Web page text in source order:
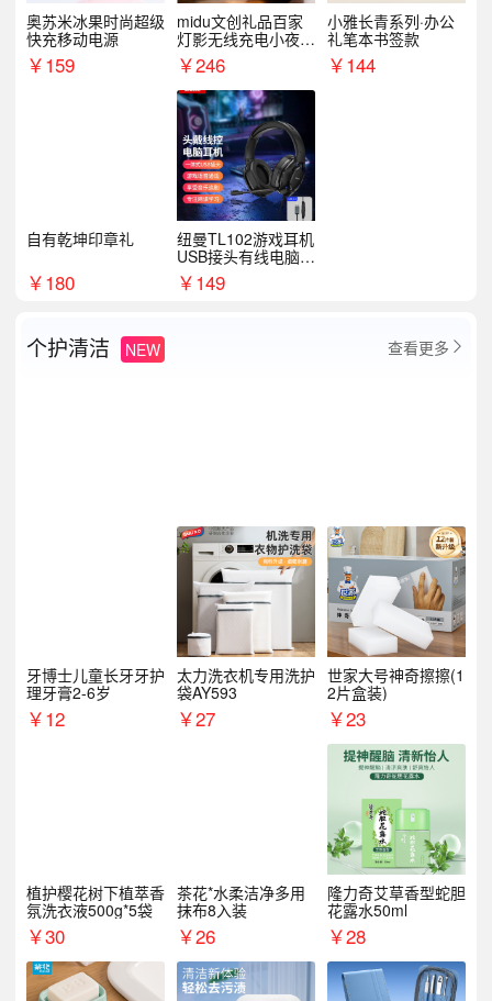
奥苏米冰果时尚超级
快充移动电源
￥159
midu文创礼品百家
灯影无线充电小夜灯
纪念礼品定制
￥246
小雅长青系列·办公
礼笔本书签款
￥144
自有乾坤印章礼
￥180
纽曼TL102游戏耳机
USB接头有线电脑耳
机耳麦
￥149
个护清洁 NEW 查看更多 
牙博士儿童长牙牙护
理牙膏2-6岁
￥12
太力洗衣机专用洗护
袋AY593
￥27
世家大号神奇擦擦(1
2片盒装)
￥23
植护樱花树下植萃香
氛洗衣液500g*5袋
￥30
茶花*水柔洁净多用
抹布8入装
￥26
隆力奇艾草香型蛇胆
花露水50ml
￥28